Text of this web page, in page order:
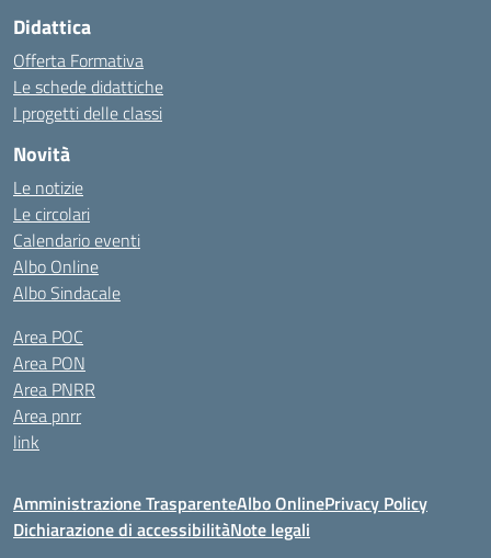
Didattica
Offerta Formativa
Le schede didattiche
I progetti delle classi
Novità
Le notizie
Le circolari
Calendario eventi
Albo Online
Albo Sindacale
Area POC
Area PON
Area PNRR
Area pnrr
link
Amministrazione TrasparenteAlbo OnlinePrivacy Policy
Dichiarazione di accessibilitàNote legali